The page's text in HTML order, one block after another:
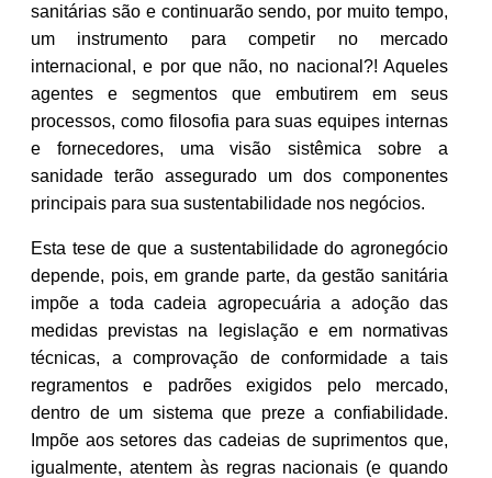
sanitárias são e continuarão sendo, por muito tempo,
um instrumento para competir no mercado
internacional, e por que não, no nacional?! Aqueles
agentes e segmentos que embutirem em seus
processos, como filosofia para suas equipes internas
e fornecedores, uma visão sistêmica sobre a
sanidade terão assegurado um dos componentes
principais para sua sustentabilidade nos negócios.
Esta tese de que a sustentabilidade do agronegócio
depende, pois, em grande parte, da gestão sanitária
impõe a toda cadeia agropecuária a adoção das
medidas previstas na legislação e em normativas
técnicas, a comprovação de conformidade a tais
regramentos e padrões exigidos pelo mercado,
dentro de um sistema que preze a confiabilidade.
Impõe aos setores das cadeias de suprimentos que,
igualmente, atentem às regras nacionais (e quando